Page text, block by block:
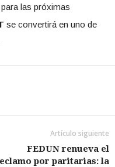
las próximas
se convertirá en uno de
Artículo siguiente
FEDUN renueva el
por paritarias: la